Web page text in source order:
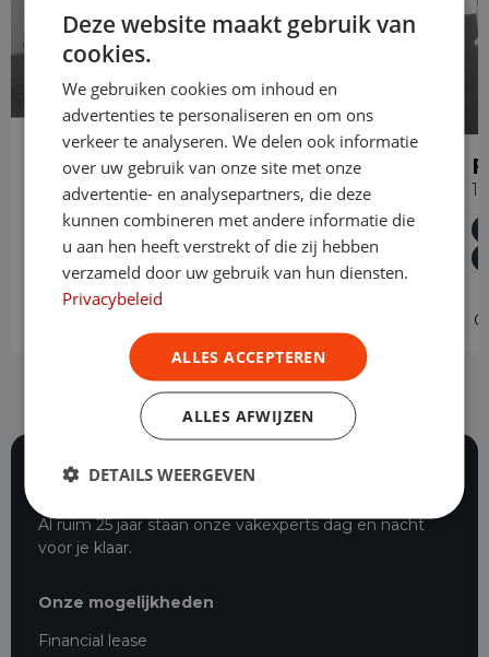
Ford Transit Custom
300 2.0 TDCI L2H1 Trend Dubbele
Diesel Automaat 60.821 km
2023
Asten
L2H1
Al ruim 25 jaar staan onze vakexperts dag en nacht
voor je klaar.
Onze mogelijkheden
Financial lease
Deze website maakt gebruik van
cookies.
We gebruiken cookies om inhoud en
advertenties te personaliseren en om ons
verkeer te analyseren. We delen ook informatie
over uw gebruik van onze site met onze
advertentie- en analysepartners, die deze
kunnen combineren met andere informatie die
u aan hen heeft verstrekt of die zij hebben
verzameld door uw gebruik van hun diensten.
Privacybeleid
ALLES ACCEPTEREN
ALLES AFWIJZEN
DETAILS WEERGEVEN